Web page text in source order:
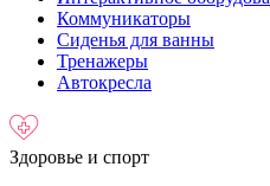
Коммуникаторы
Сиденья для ванны
Тренажеры
Автокресла
Здоровье и спорт